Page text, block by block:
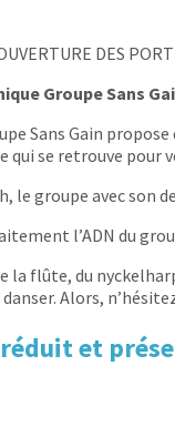
DES
Groupe Sans
Sans Gain
qui se retrouve
le groupe avec son
l’ADN du
la flûte, du
Alors,
et